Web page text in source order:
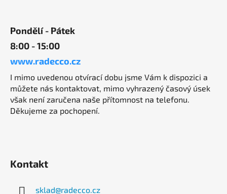
Pondělí - Pátek
8:00 - 15:00
www.radecco.cz
I mimo uvedenou otvírací dobu jsme Vám k dispozici a
můžete nás kontaktovat, mimo vyhrazený časový úsek
však není zaručena naše přítomnost na telefonu.
Děkujeme za pochopení.
Kontakt
sklad@radecco.cz